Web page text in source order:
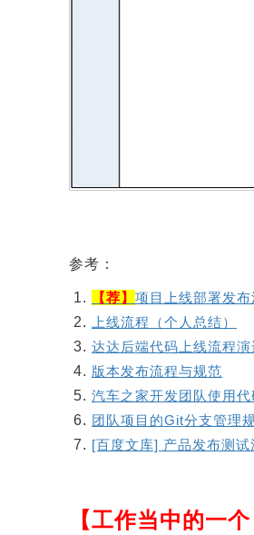
参考：
【荐】 项目上线部署发
上线流程（个人总结）
达达后端代码上线流程演
版本发布流程与规范
汽车之家开发团队使用
团队项目的Git分支管理
[百度文库] 产品发布测试
【工作当中的一